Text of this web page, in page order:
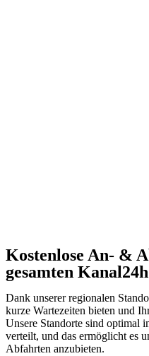
Kostenlose An- &
gesamten
Dank unserer regionalen
kurze Wartezeiten bieten und
Unsere Standorte sind optimal
verteilt, und das ermöglicht es
Abfahrten anzubieten.